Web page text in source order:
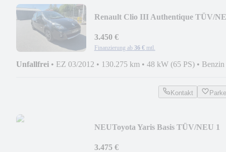
Renault Clio III Authentique TÜV/NE
3.450 €
Finanzierung ab 36 € mtl.
Unfallfrei • EZ 03/2012 • 130.275 km • 48 kW (65 PS) • Benzin
Kontakt
NEUToyota Yaris Basis TÜV/NEU 1
3.475 €